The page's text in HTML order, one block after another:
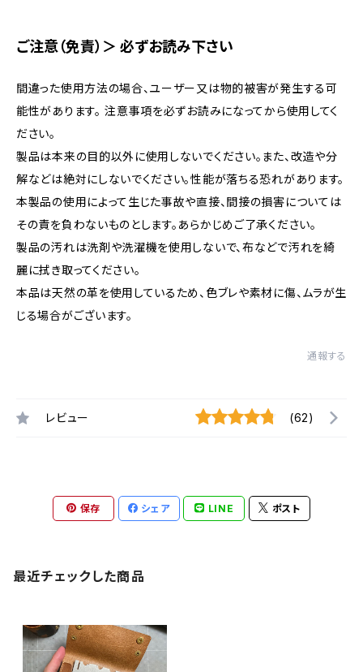
ご注意（免責）＞ 必ずお読み下さい
間違った使用方法の場合、ユーザー又は物的被害が発生する可
能性があります。 注意事項を必ずお読みになってから使用してく
ださい。
製品は本来の目的以外に使用しないでください。また、改造や分
解などは絶対にしないでください。性能が落ちる恐れがあります。
本製品の使用によって生じた事故や直接、間接の損害については
その責を負わないものとします。あらかじめご了承ください。
製品の汚れは洗剤や洗濯機を使用しないで、布などで汚れを綺
麗に拭き取ってください。
本品は天然の革を使用しているため、色ブレや素材に傷、ムラが生
じる場合がございます。
通報する
レビュー (62)
保存 シェア LINE ポスト
最近チェックした商品